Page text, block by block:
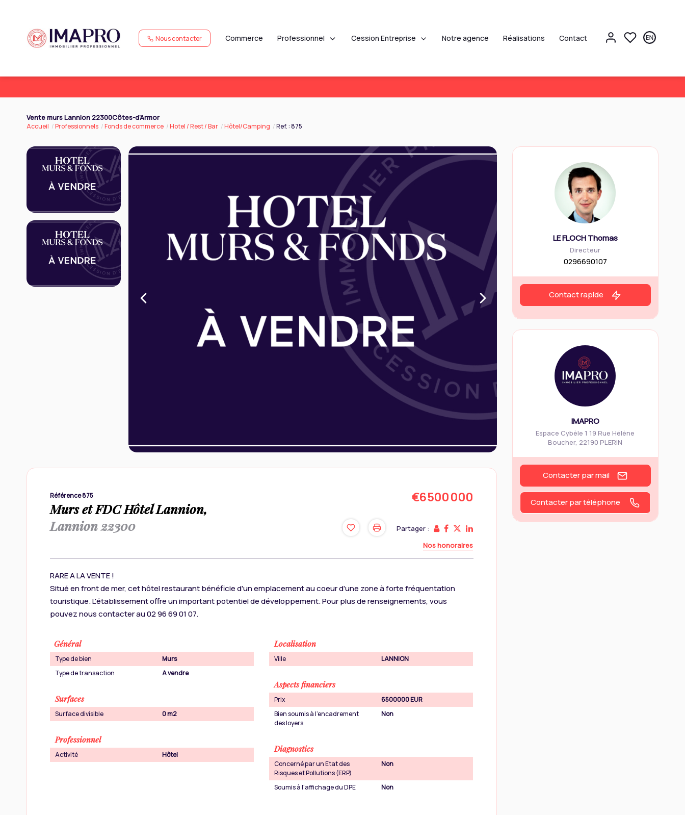
Nous contacter Commerce Professionnel Cession Entreprise Notre agence Réalisations Contact
Vente murs Lannion 22300Côtes-d'Armor
Accueil Professionnels Fonds de commerce Hotel / Rest / Bar Hôtel/Camping Ref. : 875
Référence 875
Murs et FDC Hôtel Lannion,
Lannion 22300
€6 500 000
Partager :
Nos honoraires
RARE A LA VENTE !
Situé en front de mer, cet hôtel restaurant bénéficie d'un emplacement au coeur d'une zone à forte fréquentation
touristique. L'établissement offre un important potentiel de développement. Pour plus de renseignements, vous
pouvez nous contacter au 02 96 69 01 07.
Général
Type de bien
Murs
Type de transaction
A vendre
Localisation
Ville LANNION
Aspects financiers
Prix
6500000 EUR
Bien soumis à l'encadrement
des loyers
Non
Surfaces
Surface divisible 0 m2
Professionnel
Activité Hôtel
Diagnostics
Concerné par un Etat des
Risques et Pollutions (ERP)
Non
Soumis à l'affichage du DPE Non
LE FLOCH Thomas
Directeur
0296690107
Contact rapide
IMAPRO
Espace Cybèle 1 19 Rue Hélène
Boucher, 22190 PLERIN
Contacter par mail
Contacter par téléphone